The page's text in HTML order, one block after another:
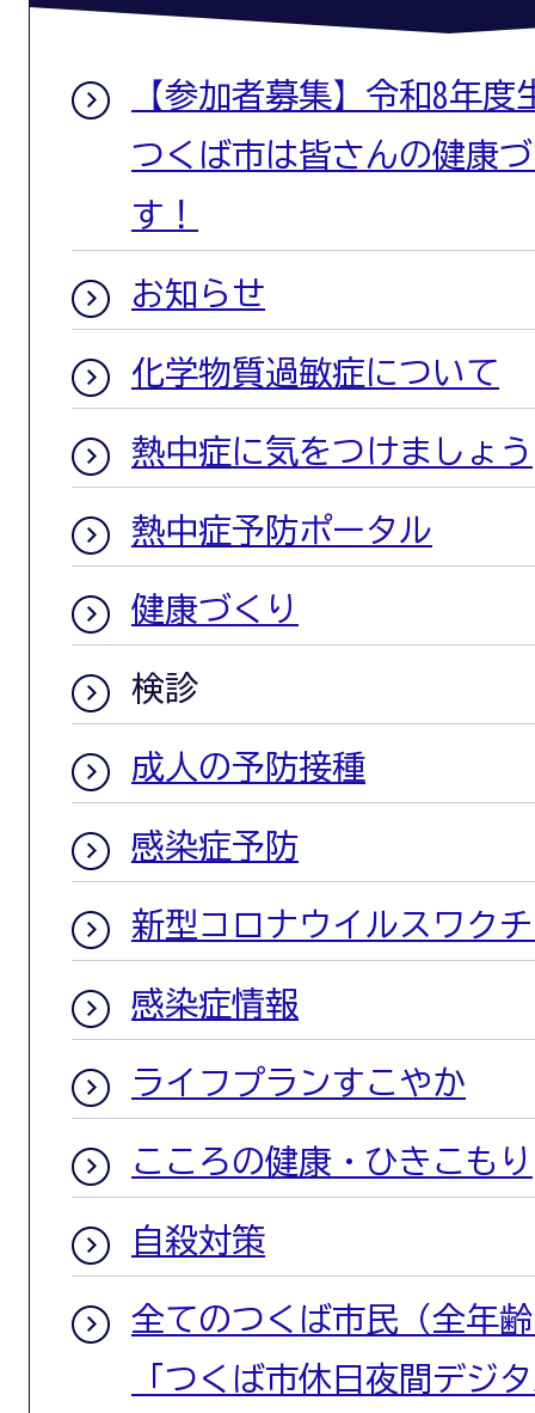
【参加者募集】令和8年
つくば市は皆さんの健康
す！
お知らせ
化学物質過敏症について
熱中症に気をつけましょう
熱中症予防ポータル
健康づくり
検診
成人の予防接種
感染症予防
新型コロナウイルスワク
感染症情報
ライフプランすこやか
こころの健康・ひきこもり
自殺対策
全てのつくば市民（全年
「つくば市休日夜間デジ